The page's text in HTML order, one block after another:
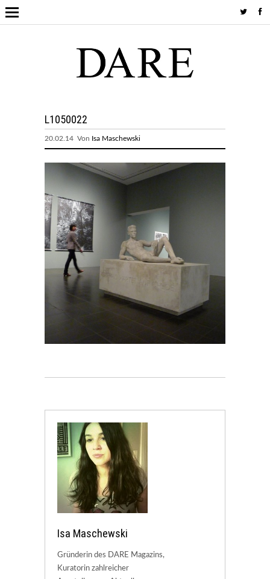
L1050022
20.02.14 Von Isa Maschewski
Isa Maschewski
Gründerin des DARE Magazins,
Kuratorin zahlreicher